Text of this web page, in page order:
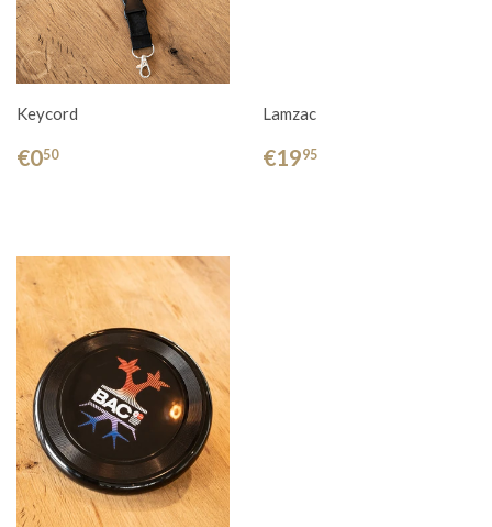
Keycord
€050
Lamzac
€1995